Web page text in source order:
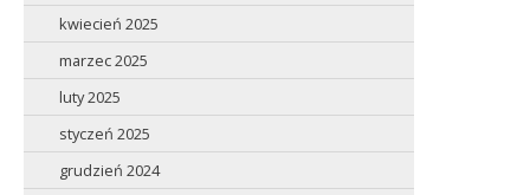
kwiecień 2025
marzec 2025
luty 2025
styczeń 2025
grudzień 2024